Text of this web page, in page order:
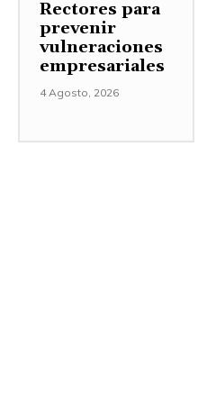
Rectores para
prevenir
vulneraciones
empresariales
4 Agosto, 2026